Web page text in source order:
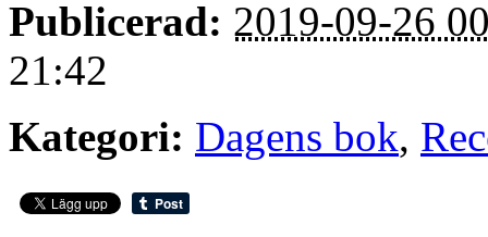
Publicerad: 2019-09-26
21:42
Kategori: Dagens bok,